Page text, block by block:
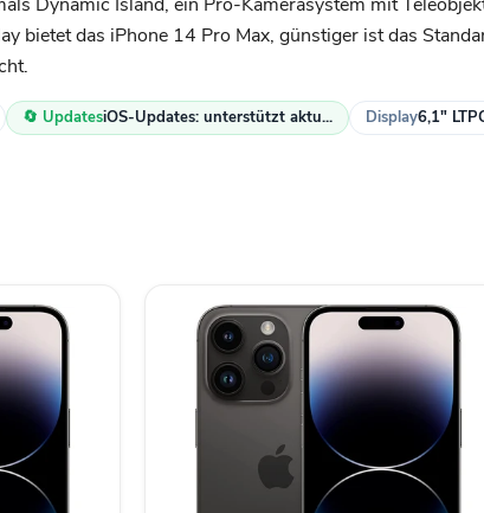
bietet das iPhone 14 Pro Max, günstiger ist das
🔄 UpdatesiOS-Updates: unterstützt aktu... Display6,1"